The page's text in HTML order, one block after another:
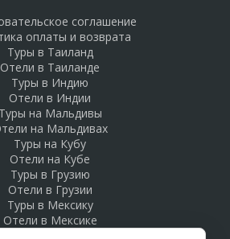
соглашение
оплаты и возврата
Туры в Таиланд
Отели в Таиланде
Туры в Индию
Отели в Индии
Туры на Мальдивы
на Мальдивах
Туры на Кубу
Отели на Кубе
Туры в Грузию
Отели в Грузии
Туры в Мексику
Отели в Мексике